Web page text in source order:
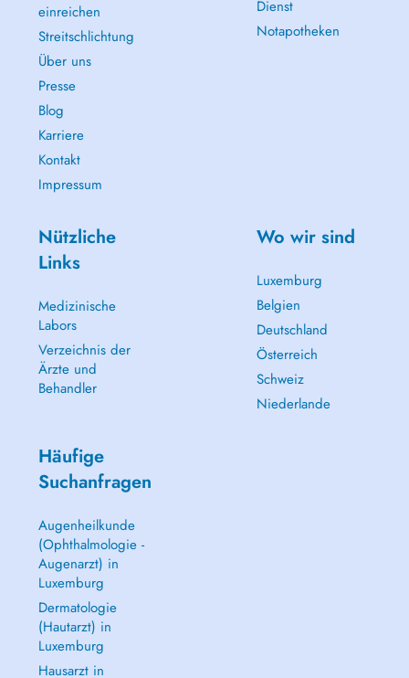
einreichen
Streitschlichtung
Über uns
Presse
Blog
Karriere
Kontakt
Impressum
Dienst
Notapotheken
Nützliche
Links
Medizinische
Labors
Verzeichnis der
Ärzte und
Behandler
Wo wir sind
Luxemburg
Belgien
Deutschland
Österreich
Schweiz
Niederlande
Häufige
Suchanfragen
Augenheilkunde
(Ophthalmologie -
Augenarzt) in
Luxemburg
Dermatologie
(Hautarzt) in
Luxemburg
Hausarzt in